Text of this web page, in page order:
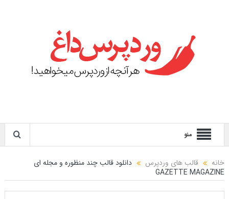
منو
خانه قالب های وردپرس
دانلود قالب چند منظوره و مجله ای
GAZETTE MAGAZINE